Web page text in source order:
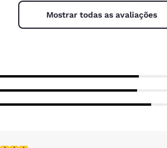
Mostrar todas as avaliações